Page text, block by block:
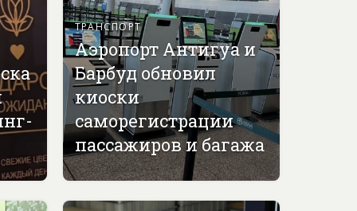
ТРАНСПОРТ
Аэропорт Антигуа и
Барбуд обновил
киоски
саморегистрации
пассажиров и багажа